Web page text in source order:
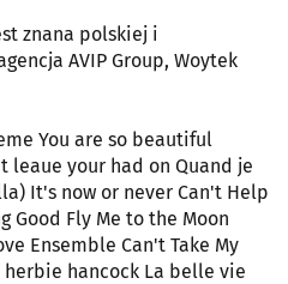
znana polskiej i
AVIP Group, Woytek
You are so beautiful
leaue your had on Quand je
It's now or never Can't Help
Good Fly Me to the Moon
Ensemble Can't Take My
herbie hancock La belle vie